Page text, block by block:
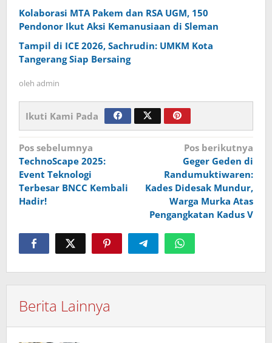
Kolaborasi MTA Pakem dan RSA UGM, 150
Pendonor Ikut Aksi Kemanusiaan di Sleman
Tampil di ICE 2026, Sachrudin: UMKM Kota
Tangerang Siap Bersaing
oleh admin
Ikuti Kami Pada
Navigasi
pos
Pos sebelumnya
TechnoScape 2025:
Event Teknologi
Terbesar BNCC Kembali
Hadir!
Pos berikutnya
Geger Geden di
Randumuktiwaren:
Kades Didesak Mundur,
Warga Murka Atas
Pengangkatan Kadus V
Berita Lainnya